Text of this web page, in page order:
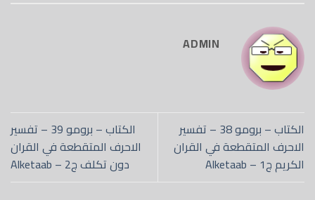
ADMIN
الكتاب – برومو 38 – تفسير
الاحرف المتقطعة في القران
الكريم ج1 – Alketaab
الكتاب – برومو 39 – تفسير
الاحرف المتقطعة في القران
دون تكلف ج2 – Alketaab